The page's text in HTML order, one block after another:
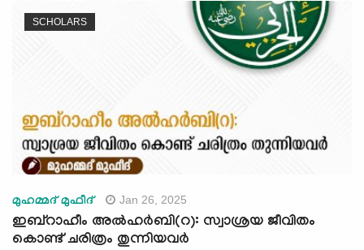
SCHOLARS
മുഹമ്മദ് മുഫീദ് Jan 26, 2025
ഇബ്റാഹീം അല്‍ഹർബി(റ): സ്വാശ്രയ ജീവിതം
കൊണ്ട് ചരിത്രം തുന്നിയവർ